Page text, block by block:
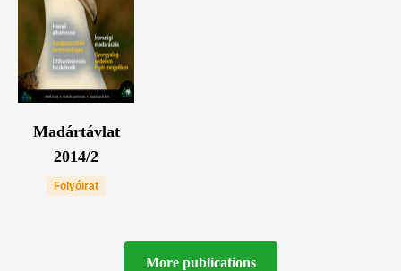
Madártávlat
2014/2
Folyóirat
More publications